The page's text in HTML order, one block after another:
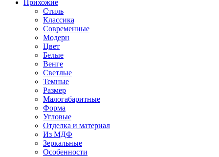
Прихожие
Стиль
Классика
Современные
Модерн
Цвет
Белые
Венге
Светлые
Темные
Размер
Малогабаритные
Форма
Угловые
Отделка и материал
Из МДФ
Зеркальные
Особенности